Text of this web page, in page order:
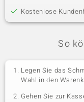
Kostenlose
So
Legen Sie das
Wahl in den
Gehen Sie zur